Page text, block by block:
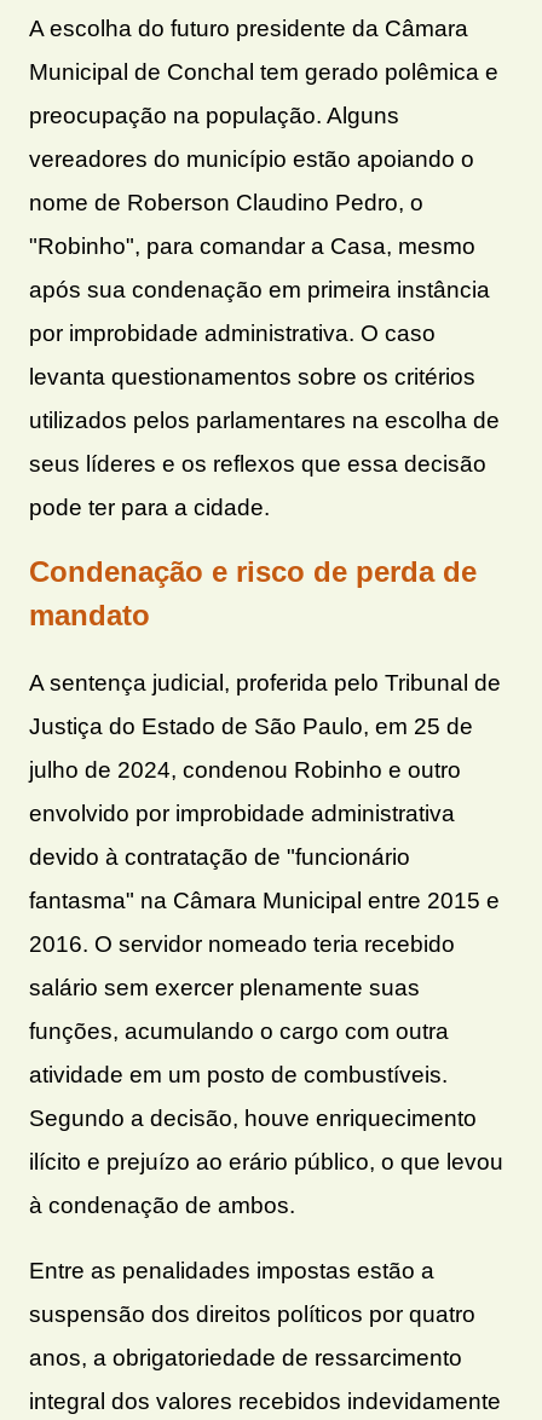
A escolha do futuro presidente da Câmara
Municipal de Conchal tem gerado polêmica e
preocupação na população. Alguns
vereadores do município estão apoiando o
nome de Roberson Claudino Pedro, o
"Robinho", para comandar a Casa, mesmo
após sua condenação em primeira instância
por improbidade administrativa. O caso
levanta questionamentos sobre os critérios
utilizados pelos parlamentares na escolha de
seus líderes e os reflexos que essa decisão
pode ter para a cidade.
Condenação e risco de perda de
mandato
A sentença judicial, proferida pelo Tribunal de
Justiça do Estado de São Paulo, em 25 de
julho de 2024, condenou Robinho e outro
envolvido por improbidade administrativa
devido à contratação de "funcionário
fantasma" na Câmara Municipal entre 2015 e
2016. O servidor nomeado teria recebido
salário sem exercer plenamente suas
funções, acumulando o cargo com outra
atividade em um posto de combustíveis.
Segundo a decisão, houve enriquecimento
ilícito e prejuízo ao erário público, o que levou
à condenação de ambos.
Entre as penalidades impostas estão a
suspensão dos direitos políticos por quatro
anos, a obrigatoriedade de ressarcimento
integral dos valores recebidos indevidamente